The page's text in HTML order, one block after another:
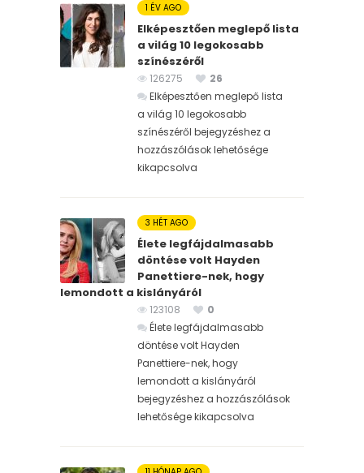
1 ÉV AGO
Elképesztően meglepő lista
a világ 10 legokosabb
színészéről
126275
26
Elképesztően meglepő lista
a világ 10 legokosabb
színészéről bejegyzéshez a
hozzászólások lehetősége
kikapcsolva
3 HÉT AGO
Élete legfájdalmasabb
döntése volt Hayden
Panettiere-nek, hogy
lemondott a kislányáról
123108
0
Élete legfájdalmasabb
döntése volt Hayden
Panettiere-nek, hogy
lemondott a kislányáról
bejegyzéshez a hozzászólások
lehetősége kikapcsolva